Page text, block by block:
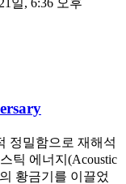
일, 6:36 오후
정밀함으로 재해석
틱 에너지(Acoustic
황금기를 이끌었